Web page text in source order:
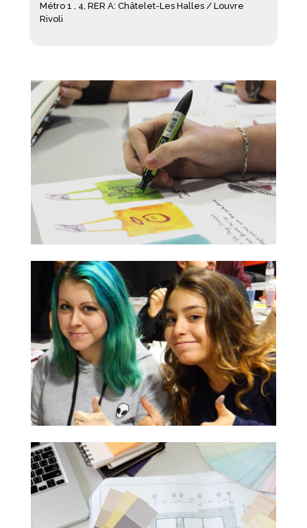
Métro 1 , 4, RER A: Châtelet-Les Halles / Louvre
Rivoli